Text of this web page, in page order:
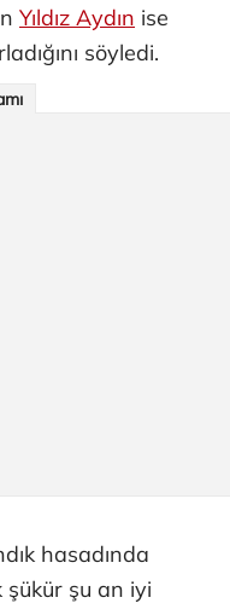
Yıldız Aydın ise
söyledi.
hasadında
şükür şu an iyi